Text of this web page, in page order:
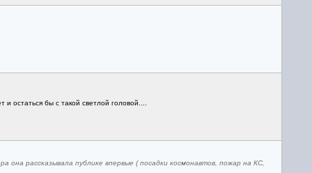
остаться бы с такой светлой головой....
она рассказывала публике впервые ( посадки космонавтов, пожар на КС,